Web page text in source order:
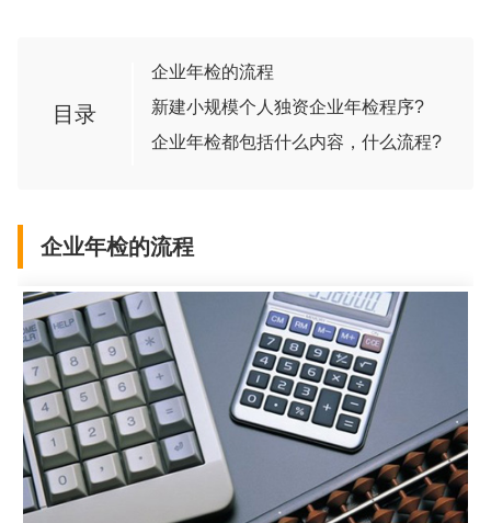
目录
企业年检的流程
新建小规模个人独资企业年检程序?
企业年检都包括什么内容，什么流程?
企业年检的流程